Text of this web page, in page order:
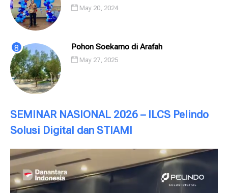
Cipta Solusi (ILCS) / Pelindo Solusi
May 20, 2024
Pohon Soekarno di Arafah
May 27, 2025
SEMINAR NASIONAL 2026 – ILCS Pelindo
Solusi Digital dan STIAMI